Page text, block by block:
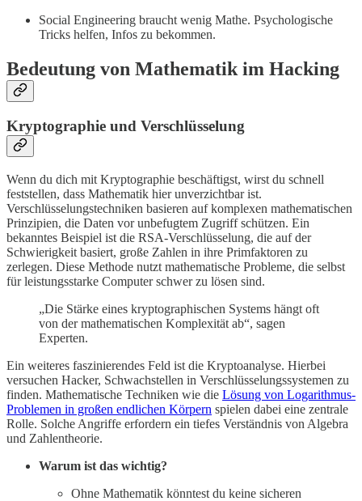
Social Engineering braucht wenig Mathe. Psychologische
Tricks helfen, Infos zu bekommen.
Bedeutung von Mathematik im Hacking
Kryptographie und Verschlüsselung
Wenn du dich mit Kryptographie beschäftigst, wirst du schnell
feststellen, dass Mathematik hier unverzichtbar ist.
Verschlüsselungstechniken basieren auf komplexen mathematischen
Prinzipien, die Daten vor unbefugtem Zugriff schützen. Ein
bekanntes Beispiel ist die RSA-Verschlüsselung, die auf der
Schwierigkeit basiert, große Zahlen in ihre Primfaktoren zu
zerlegen. Diese Methode nutzt mathematische Probleme, die selbst
für leistungsstarke Computer schwer zu lösen sind.
„Die Stärke eines kryptographischen Systems hängt oft
von der mathematischen Komplexität ab“, sagen
Experten.
Ein weiteres faszinierendes Feld ist die Kryptoanalyse. Hierbei
versuchen Hacker, Schwachstellen in Verschlüsselungssystemen zu
finden. Mathematische Techniken wie die Lösung von Logarithmus-
Problemen in großen endlichen Körpern spielen dabei eine zentrale
Rolle. Solche Angriffe erfordern ein tiefes Verständnis von Algebra
und Zahlentheorie.
Warum ist das wichtig?
Ohne Mathematik könntest du keine sicheren